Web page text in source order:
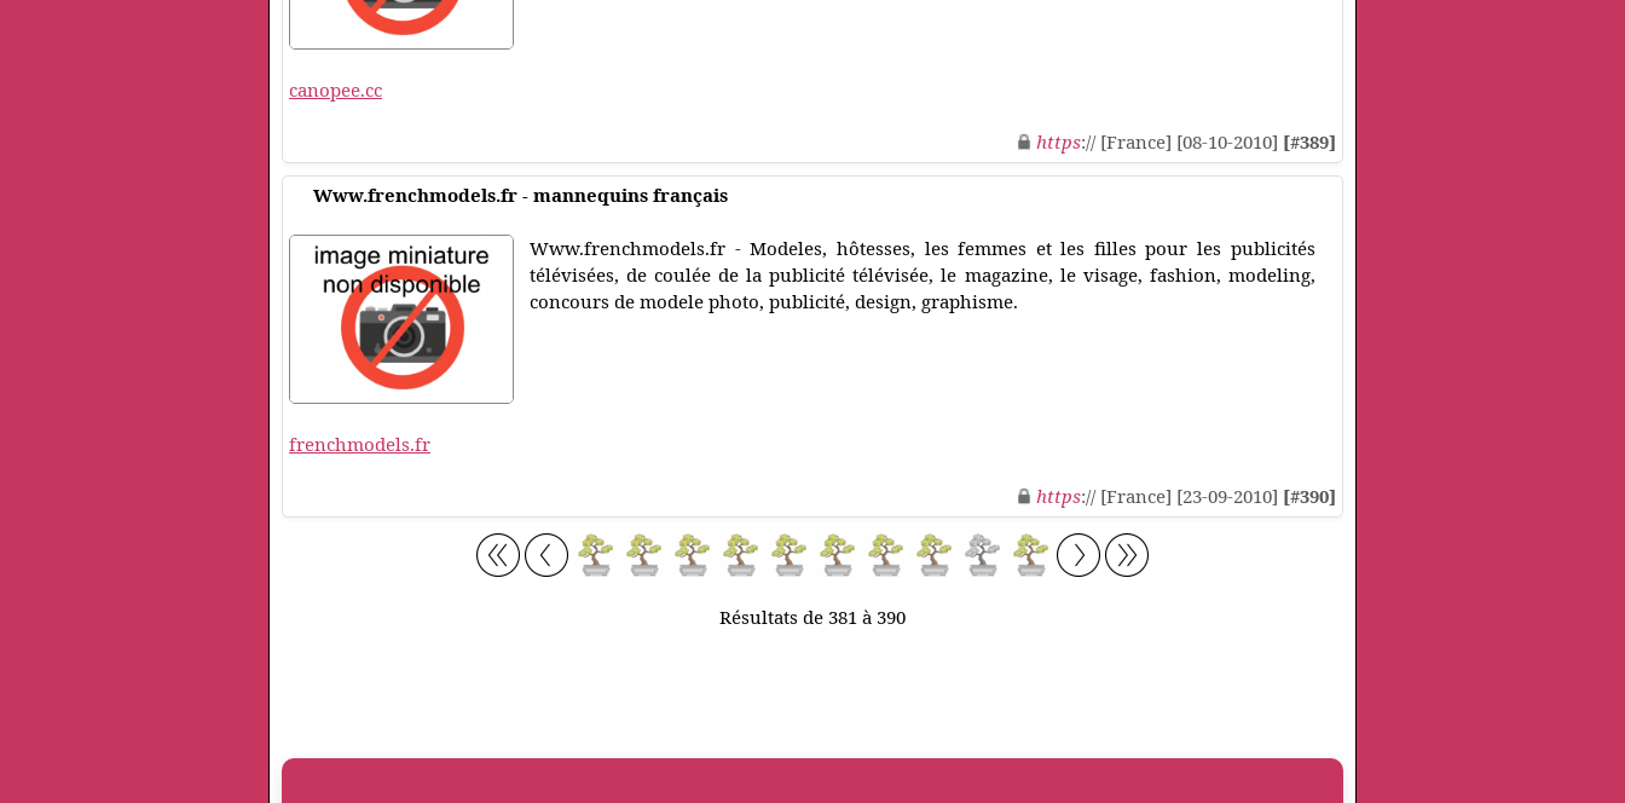
canopee.cc
https:// [France] [08-10-2010] [#389]
Www.frenchmodels.fr - mannequins français
Www.frenchmodels.fr - Modeles, hôtesses, les femmes et les filles pour les publicités
télévisées, de coulée de la publicité télévisée, le magazine, le visage, fashion, modeling,
concours de modele photo, publicité, design, graphisme.
frenchmodels.fr
https:// [France] [23-09-2010] [#390]
Résultats de 381 à 390